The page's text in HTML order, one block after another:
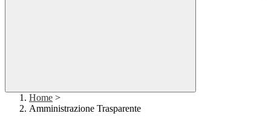
Home >
Amministrazione Trasparente